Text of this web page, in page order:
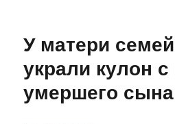
У матери
украли кулон
умершего сына